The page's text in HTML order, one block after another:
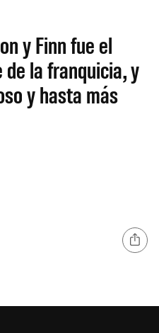
y Finn fue el
la franquicia, y
y hasta más